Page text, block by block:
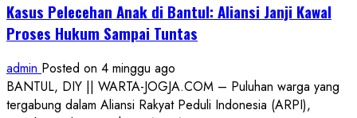
Kasus Pelecehan Anak di Bantul: Aliansi Janji Kawal
Proses Hukum Sampai Tuntas
admin Posted on 4 minggu ago
BANTUL, DIY || WARTA-JOGJA.COM – Puluhan warga yang
tergabung dalam Aliansi Rakyat Peduli Indonesia (ARPI),